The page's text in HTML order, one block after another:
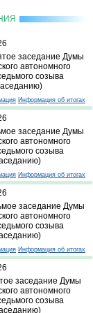
заседание Думы
автономного
созыва
Информация об итогах
заседание Думы
автономного
созыва
Информация об итогах
заседание Думы
автономного
созыва
Информация об итогах
заседание Думы
автономного
созыва